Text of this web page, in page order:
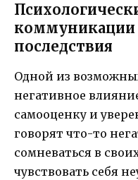
последствия
Одной из
негативное
самооценку и
говорят что-то
сомневаться в
чувствовать себя